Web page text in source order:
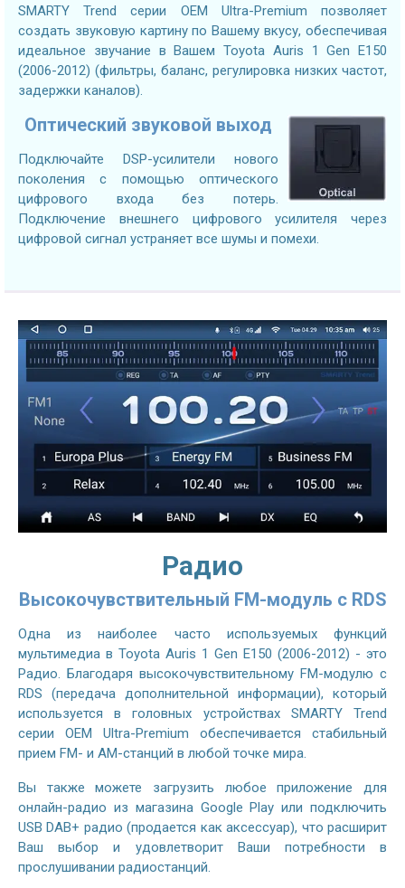
SMARTY Trend серии OEM Ultra-Premium позволяет
создать звуковую картину по Вашему вкусу, обеспечивая
идеальное звучание в Вашем Toyota Auris 1 Gen E150
(2006-2012) (фильтры, баланс, регулировка низких частот,
задержки каналов).
Оптический звуковой выход
Подключайте DSP-усилители нового
поколения с помощью оптического
цифрового входа без потерь.
Подключение внешнего цифрового усилителя через
цифровой сигнал устраняет все шумы и помехи.
Радио
Высокочувствительный FM-модуль с RDS
Одна из наиболее часто используемых функций
мультимедиа в Toyota Auris 1 Gen E150 (2006-2012) - это
Радио. Благодаря высокочувствительному FM-модулю с
RDS (передача дополнительной информации), который
используется в головных устройствах SMARTY Trend
серии OEM Ultra-Premium обеспечивается стабильный
прием FM- и AM-станций в любой точке мира.
Вы также можете загрузить любое приложение для
онлайн-радио из магазина Google Play или подключить
USB DAB+ радио (продается как аксессуар), что расширит
Ваш выбор и удовлетворит Ваши потребности в
прослушивании радиостанций.